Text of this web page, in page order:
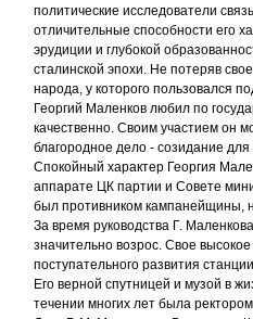
политические исследователи
отличительные способности его
эрудиции и глубокой
сталинской эпохи. Не потеряв
народа, у которого пользовался
Георгий Маленков любил по
качественно. Своим участием он
благородное дело - созидание
Спокойный характер Георгия
аппарате ЦК партии и Совете
был противником кампанейщины,
За время руководства Г.
значительно возрос. Свое
поступательного развития
Его верной спутницей и музой в
течении многих лет была ректором